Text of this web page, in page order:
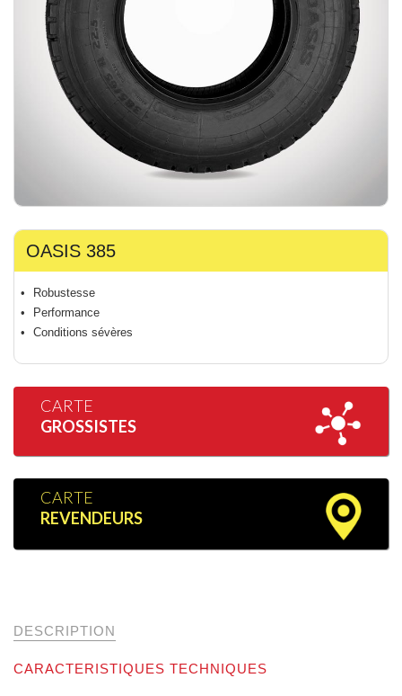
OASIS 385
Robustesse
Performance
Conditions sévères
CARTE
GROSSISTES
CARTE
REVENDEURS
DESCRIPTION
CARACTERISTIQUES TECHNIQUES